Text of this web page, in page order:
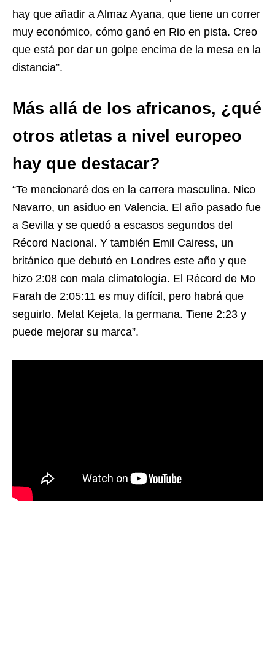
hay que añadir a Almaz Ayana, que tiene un correr
muy económico, cómo ganó en Rio en pista. Creo
que está por dar un golpe encima de la mesa en la
distancia”.
Más allá de los africanos, ¿qué
otros atletas a nivel europeo
hay que destacar?
“Te mencionaré dos en la carrera masculina. Nico
Navarro, un asiduo en Valencia. El año pasado fue
a Sevilla y se quedó a escasos segundos del
Récord Nacional. Y también Emil Cairess, un
británico que debutó en Londres este año y que
hizo 2:08 con mala climatología. El Récord de Mo
Farah de 2:05:11 es muy difícil, pero habrá que
seguirlo. Melat Kejeta, la germana. Tiene 2:23 y
puede mejorar su marca”.